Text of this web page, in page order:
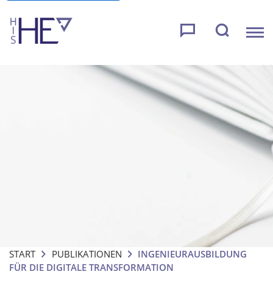
START PUBLIKATIONEN
INGENIEURAUSBILDUNG
FÜR DIE DIGITALE TRANSFORMATION